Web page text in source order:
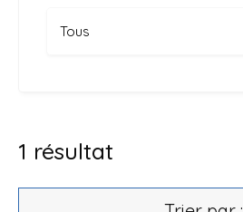
1 résultat